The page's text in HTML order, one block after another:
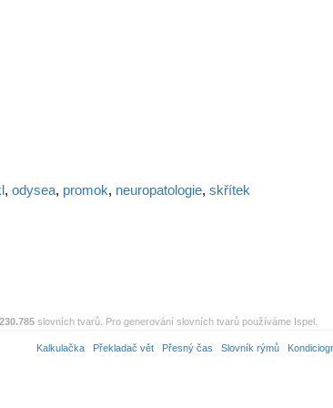
, odysea, promok, neuropatologie, skřítek
slovních tvarů. Pro generování slovních tvarů používáme Ispel.
Kalkulačka Překladač vět Přesný čas Slovník rýmů